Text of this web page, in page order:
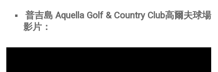
普吉島 Aquella Golf & Country Club高爾夫球場
影片：